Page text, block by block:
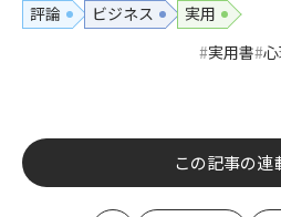
評論 ビジネス
実用
実用書
この記事の連